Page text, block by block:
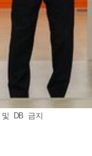
및 DB 금지